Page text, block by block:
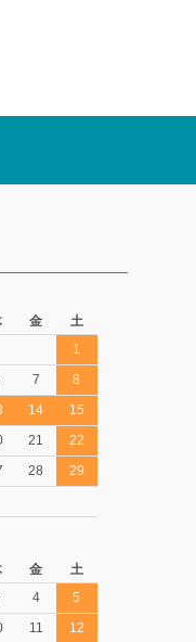
金
土
1
7
8
14
15
21
22
28
29
金
土
4
5
11
12